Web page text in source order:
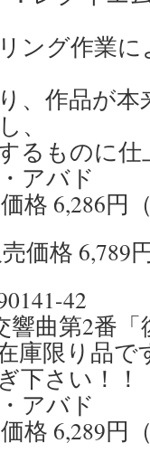
ング作業に
、作品が本
、
るものに
アバド
格 6,286円
価格 6,789
42
響曲第2番
庫限り品で
下さい！！
アバド
格 6,289円